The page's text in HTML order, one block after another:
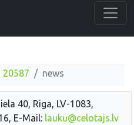
20587 news
40, Riga, LV-1083,
E-Mail: lauku@celotajs.lv